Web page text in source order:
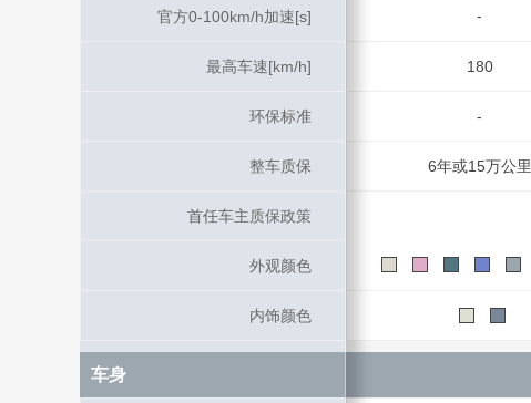
官方0-100km/h加速[s] -
最高车速[km/h] 180
环保标准 -
整车质保 6年或15万公里
首任车主质保政策
外观颜色
内饰颜色
车身
官方0-100km/h加速[s]
最高车速[km/h]
环保标准
整车质保
首任车主质保政策
外观颜色
内饰颜色
车身